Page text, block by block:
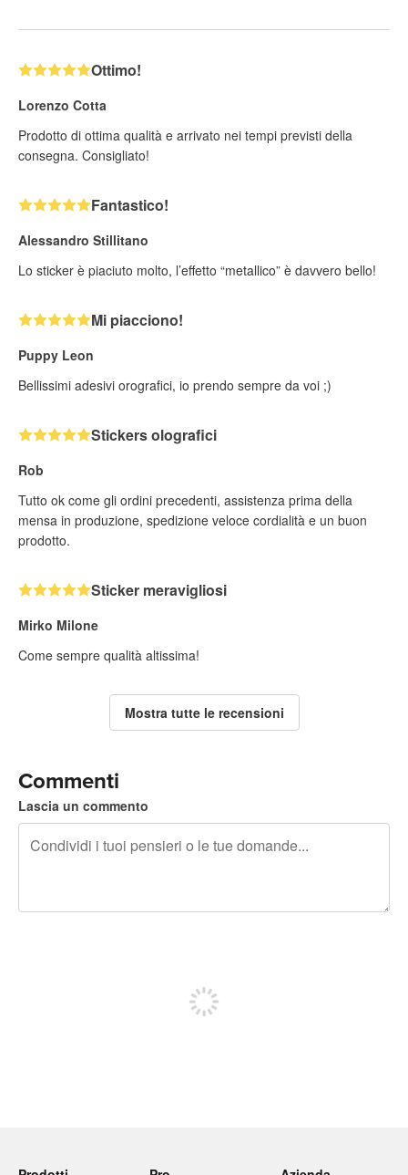
Ottimo!
Lorenzo Cotta
Prodotto di ottima qualità e arrivato nei tempi previsti della
consegna. Consigliato!
Fantastico!
Alessandro Stillitano
Lo sticker è piaciuto molto, l’effetto “metallico” è davvero bello!
Mi piacciono!
Puppy Leon
Bellissimi adesivi orografici, io prendo sempre da voi ;)
Stickers olografici
Rob
Tutto ok come gli ordini precedenti, assistenza prima della
mensa in produzione, spedizione veloce cordialità e un buon
prodotto.
Sticker meravigliosi
Mirko Milone
Come sempre qualità altissima!
Mostra tutte le recensioni
Commenti
Lascia un commento